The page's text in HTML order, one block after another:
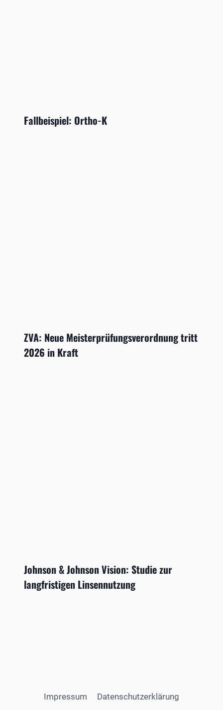
Fallbeispiel: Ortho-K
ZVA: Neue Meisterprüfungsverordnung tritt
2026 in Kraft
Johnson & Johnson Vision: Studie zur
langfristigen Linsennutzung
Impressum Datenschutzerklärung